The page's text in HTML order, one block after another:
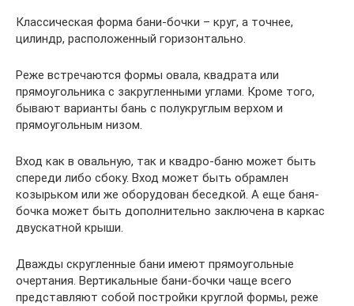
Классическая форма бани-бочки – круг, а точнее,
цилиндр, расположенный горизонтально.
Реже встречаются формы овала, квадрата или
прямоугольника с закругленными углами. Кроме того,
бывают варианты бань с полукруглым верхом и
прямоугольным низом.
Вход как в овальную, так и квадро-баню может быть
спереди либо сбоку. Вход может быть обрамлен
козырьком или же оборудован беседкой. А еще баня-
бочка может быть дополнительно заключена в каркас
двускатной крыши.
Дважды скругленные бани имеют прямоугольные
очертания. Вертикальные бани-бочки чаще всего
представляют собой постройки круглой формы, реже